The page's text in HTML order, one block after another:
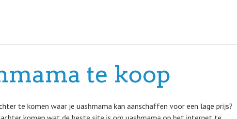
te koop
te komen waar je uashmama kan aanschaffen voor een lage prijs?